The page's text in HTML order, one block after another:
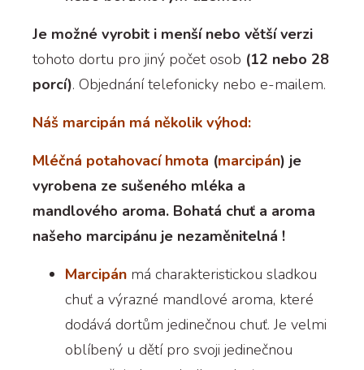
Je možné vyrobit i menší nebo větší verzi
tohoto dortu pro jiný počet osob (12 nebo 28
porcí). Objednání telefonicky nebo e-mailem.
Náš marcipán má několik výhod:
Mléčná potahovací hmota (marcipán) je
vyrobena ze sušeného mléka a
mandlového aroma. Bohatá chuť a aroma
našeho marcipánu je nezaměnitelná !
Marcipán má charakteristickou sladkou
chuť a výrazné mandlové aroma, které
dodává dortům jedinečnou chuť. Je velmi
oblíbený u dětí pro svoji jedinečnou